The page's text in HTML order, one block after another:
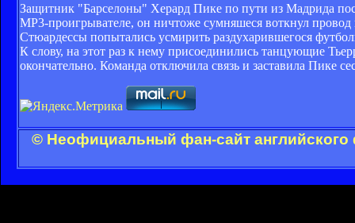
Защитник "Барселоны" Херард Пике по пути из Мадрида
MP3-проигрывателе, он ничтоже сумняшеся воткнул
Стюардессы попытались усмирить раздухарившегося
К слову, на этот раз к нему присоединились танцующие
окончательно. Команда отключила связь и заставила Пике
© Неофициальный фан-сайт английского